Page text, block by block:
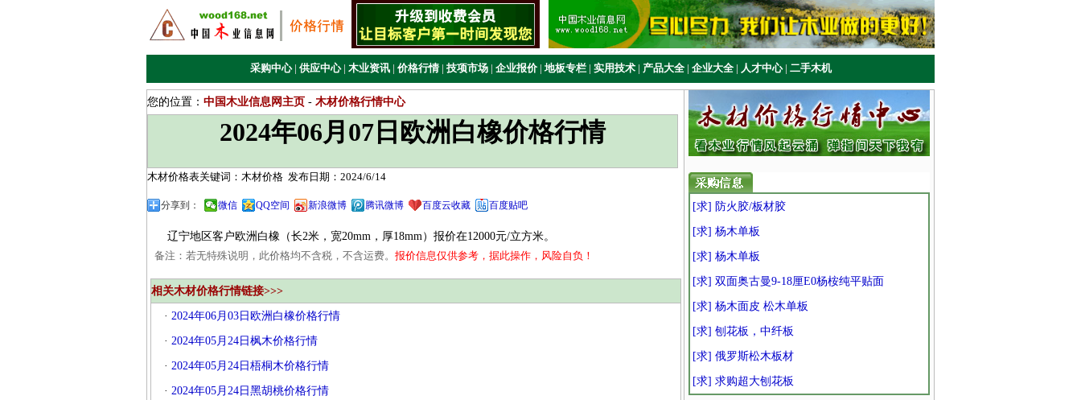
采购中心 | 供应中心 | 木业资讯 | 价格行情 | 技项市场 | 企业报价 | 地板专栏 | 实用技术 | 产品大全 | 企业大全 | 人才中心 | 二手木机
您的位置： 中国木业信息网主页 - 木材价格行情中心
2024年06月07日欧洲白橡价格行情
木材价格表关键词：木材价格 发布日期：2024/6/14
分享到： 微信 QQ空间 新浪微博 腾讯微博 百度云收藏 百度贴吧
辽宁地区客户欧洲白橡（长2米，宽20mm，厚18mm）报价在12000元/立方米。
备注：若无特殊说明，此价格均不含税，不含运费。 报价信息仅供参考，据此操作，风险自负！
相关木材价格行情链接>>>
· 2024年06月03日欧洲白橡价格行情
· 2024年05月24日枫木价格行情
· 2024年05月24日梧桐木价格行情
· 2024年05月24日黑胡桃价格行情
[求] 防火胶/板材胶
[求] 杨木单板
[求] 杨木单板
[求] 双面奥古曼9-18厘E0杨桉纯平贴面
[求] 杨木面皮 松木单板
[求] 刨花板，中纤板
[求] 俄罗斯松木板材
[求] 求购超大刨花板